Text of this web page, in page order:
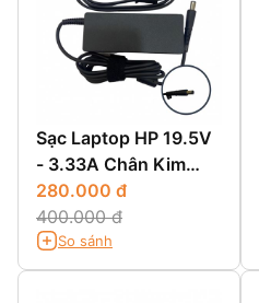
Sạc Laptop HP 19.5V
- 3.33A Chân Kim
Nhỏ
280.000 đ
400.000 đ
So sánh